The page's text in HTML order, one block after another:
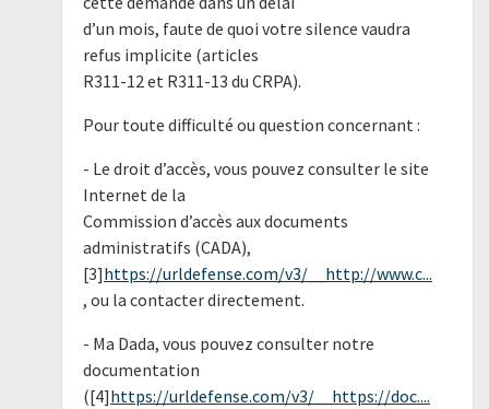
d’un mois, faute de quoi votre silence vaudra
refus implicite (articles
R311-12 et R311-13 du CRPA).
Pour toute difficulté ou question concernant :
- Le droit d’accès, vous pouvez consulter le site
Internet de la
Commission d’accès aux documents
administratifs (CADA),
[3]https://urldefense.com/v3/__http://www.c...
, ou la contacter directement.
- Ma Dada, vous pouvez consulter notre
documentation
([4]https://urldefense.com/v3/__https://doc....